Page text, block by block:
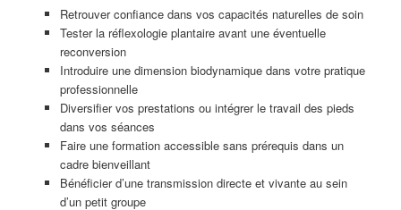
Retrouver confiance dans vos capacités naturelles de soin
Tester la réflexologie plantaire avant une éventuelle
reconversion
Introduire une dimension biodynamique dans votre pratique
professionnelle
Diversifier vos prestations ou intégrer le travail des pieds
dans vos séances
Faire une formation accessible sans prérequis dans un
cadre bienveillant
Bénéficier d’une transmission directe et vivante au sein
d’un petit groupe